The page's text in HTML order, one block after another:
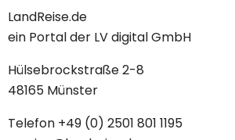
LandReise.de
ein Portal der LV digital GmbH
Hülsebrockstraße 2-8
48165 Münster
Telefon +49 (0) 2501 801 1195